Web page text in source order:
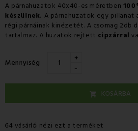
A párnahuzatok 40x40-es méretben
készülnek. A párnahuzatok egy
régi párnáinak kinézetét. A csomag 2db
tartalmaz. A huzatok rejtett cipzárral
Mennyiség +
-
 KOSÁRBA
64 vásárló nézi ezt a terméket